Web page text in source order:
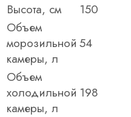
Высота, см
150
Объем
морозильной
камеры, л
54
Объем
холодильной
камеры, л
198